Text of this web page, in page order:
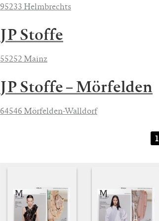
95233 Helmbrechts
JP Stoffe
55252 Mainz
JP Stoffe – Mörfelden
64546 Mörfelden-Walldorf
1